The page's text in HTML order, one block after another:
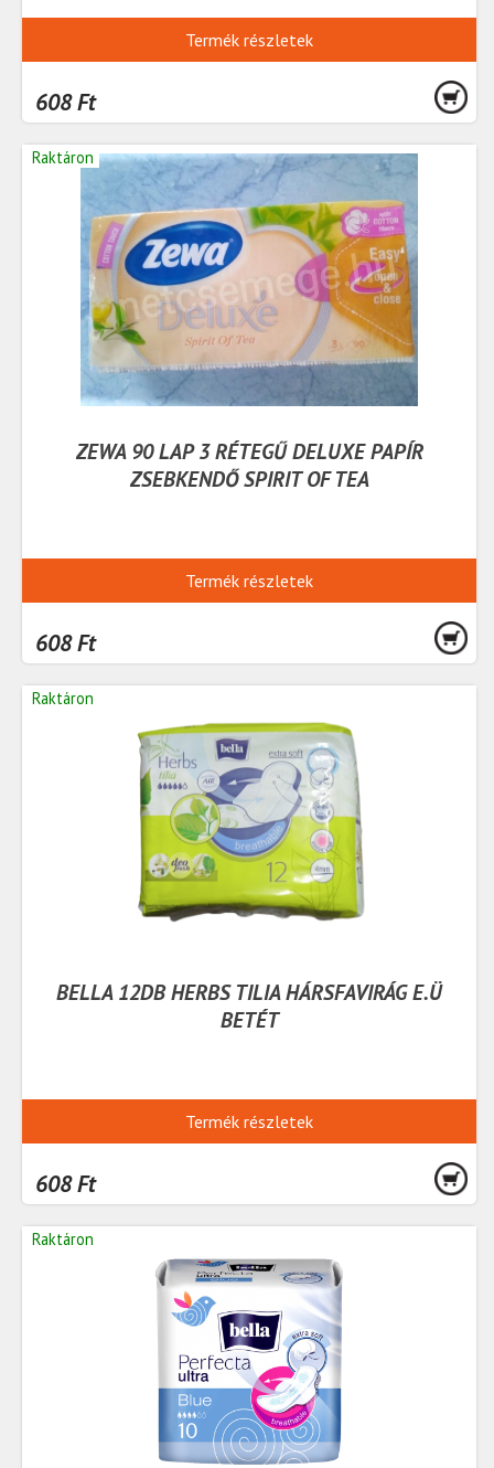
Termék részletek
608 Ft
Raktáron
ZEWA 90 LAP 3 RÉTEGŰ DELUXE PAPÍR
ZSEBKENDŐ SPIRIT OF TEA
Termék részletek
608 Ft
Raktáron
BELLA 12DB HERBS TILIA HÁRSFAVIRÁG E.Ü
BETÉT
Termék részletek
608 Ft
Raktáron